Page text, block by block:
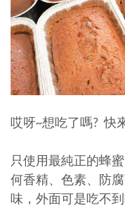
哎呀~想吃了嗎? 快
只使用最純正的蜂
何香精、色素、防
味，外面可是吃不